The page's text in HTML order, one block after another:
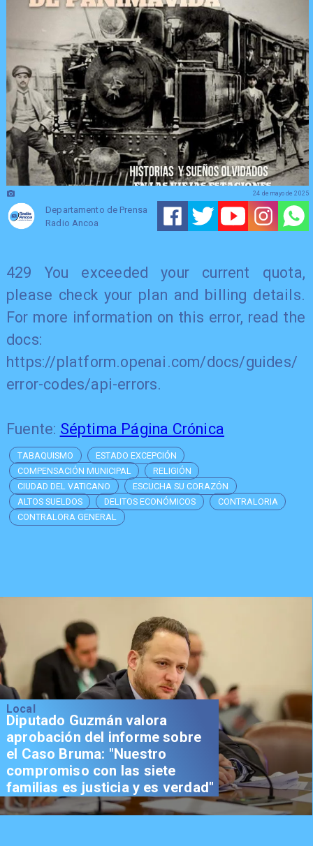
Departamento de Prensa
Radio Ancoa
24 de mayo de 2025
429 You exceeded your current quota,
please check your plan and billing details.
For more information on this error, read the
docs:
https://platform.openai.com/docs/guides/
error-codes/api-errors.
Fuente: Séptima Página Crónica
TABAQUISMO
ESTADO EXCEPCIÓN
COMPENSACIÓN MUNICIPAL
RELIGIÓN
CIUDAD DEL VATICANO
ESCUCHA SU CORAZÓN
ALTOS SUELDOS
DELITOS ECONÓMICOS
CONTRALORIA
CONTRALORA GENERAL
Local
Diputado Guzmán valora
aprobación del informe sobre
el Caso Bruma: "Nuestro
compromiso con las siete
familias es justicia y es verdad"